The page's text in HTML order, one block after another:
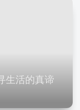
生活的真谛